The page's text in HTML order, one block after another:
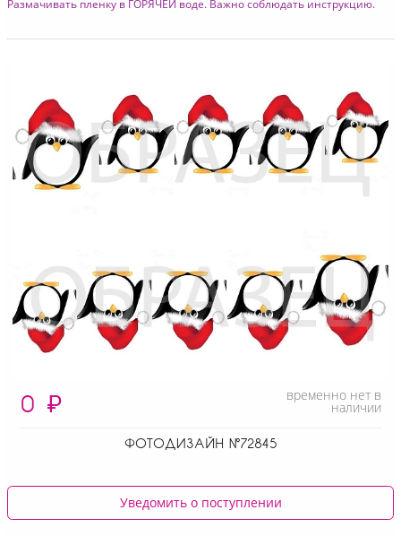
Размачивать пленку в ГОРЯЧЕЙ воде. Важно соблюдать инструкцию.
0 ₽ временно нет в
наличии
ФОТОДИЗАЙН №72845
Уведомить о поступлении